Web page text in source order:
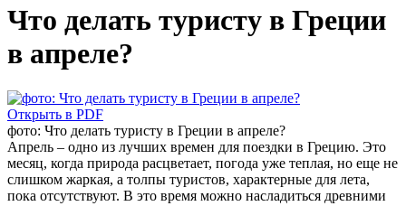
Что делать туристу в Греции
в апреле?
Открыть в PDF
фото: Что делать туристу в Греции в апреле?
Апрель – одно из лучших времен для поездки в Грецию. Это
месяц, когда природа расцветает, погода уже теплая, но еще не
слишком жаркая, а толпы туристов, характерные для лета,
пока отсутствуют. В это время можно насладиться древними